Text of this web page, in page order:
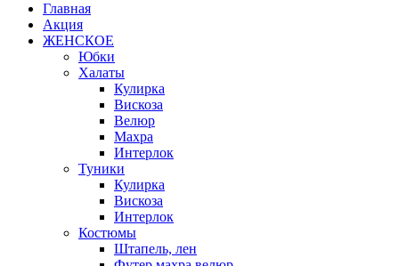
Главная
Акция
ЖЕНСКОЕ
Юбки
Халаты
Кулирка
Вискоза
Велюр
Махра
Интерлок
Туники
Кулирка
Вискоза
Интерлок
Костюмы
Штапель, лен